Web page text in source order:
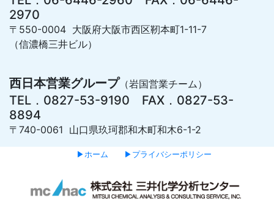
2970
〒550-0004 大阪府大阪市西区靭本町1-11-7
（信濃橋三井ビル）
西日本営業グループ （岩国営業チーム）
TEL．0827-53-9190 FAX．0827-53-
8894
〒740-0061 山口県玖珂郡和木町和木6-1-2
▶ホーム ▶プライバシーポリシー